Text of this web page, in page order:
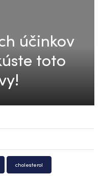
účinkov
toto
cholesterol